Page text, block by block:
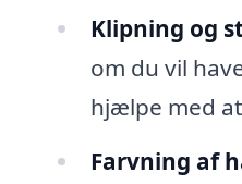
Klipning og
om du vil
hjælpe med
Farvning af